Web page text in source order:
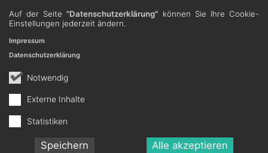
Auf der Seite"Datenschutzerklärung" können Sie Ihre Cookie-
Einstellungen jederzeit ändern.
Notwendig
Externe Inhalte
Statistiken
Speichern Alle akzeptieren
Impressum
Datenschutzerklärung